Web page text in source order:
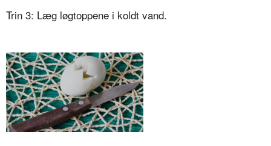
Trin 3: Læg løgtoppene i koldt vand.